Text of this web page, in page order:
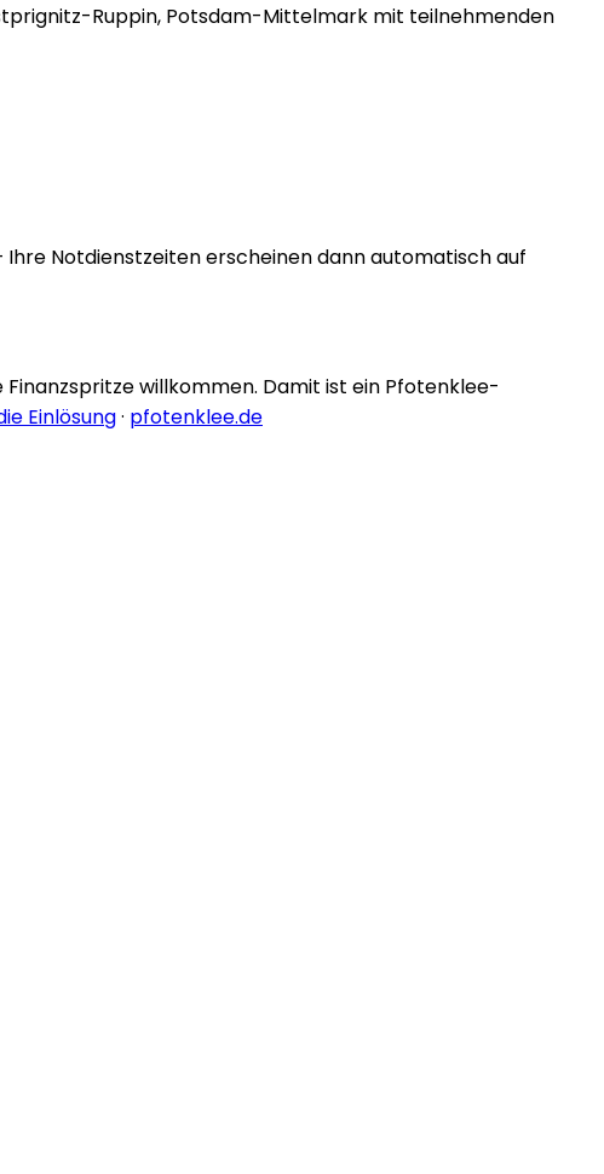
Ruppin, Potsdam-Mittelmark mit teilnehmenden
Ihre Notdienstzeiten erscheinen dann automatisch auf
willkommen. Damit ist ein Pfotenklee-
Einlösung· pfotenklee.de